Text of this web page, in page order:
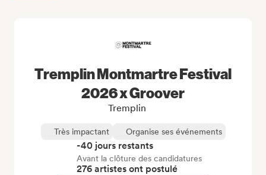
Tremplin Montmartre Festival
2026 x Groover
Tremplin
Très impactant Organise ses événements
-40 jours restants
Avant la clôture des candidatures
276 artistes ont postulé